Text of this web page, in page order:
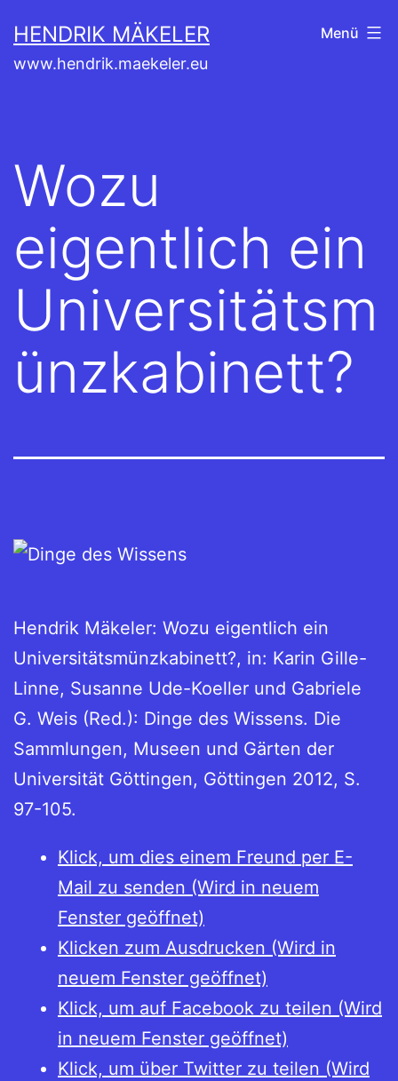
Inhalt
springen
HENDRIK MÄKELER
www.hendrik.maekeler.eu
Menü
Wozu
eigentlich ein
Universitätsm
ünzkabinett?
Hendrik Mäkeler: Wozu eigentlich ein
Universitätsmünzkabinett?, in: Karin Gille-
Linne, Susanne Ude-Koeller und Gabriele
G. Weis (Red.): Dinge des Wissens. Die
Sammlungen, Museen und Gärten der
Universität Göttingen, Göttingen 2012, S.
97-105.
Klick, um dies einem Freund per E-
Mail zu senden (Wird in neuem
Fenster geöffnet)
Klicken zum Ausdrucken (Wird in
neuem Fenster geöffnet)
Klick, um auf Facebook zu teilen (Wird
in neuem Fenster geöffnet)
Klick, um über Twitter zu teilen (Wird